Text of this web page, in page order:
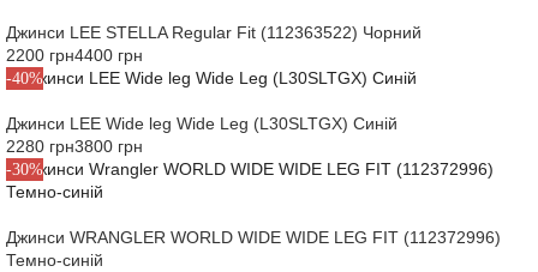
Джинси LEE STELLA Regular Fit (112363522) Чорний
2200 грн4400 грн
-40%
Джинси LEE Wide leg Wide Leg (L30SLTGX) Синій
2280 грн3800 грн
-30%
Джинси WRANGLER WORLD WIDE WIDE LEG FIT (112372996)
Темно-синій